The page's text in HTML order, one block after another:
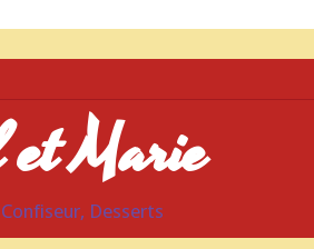
Marie
Desserts